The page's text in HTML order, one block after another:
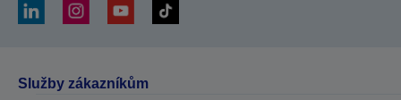
Služby zákazníkům